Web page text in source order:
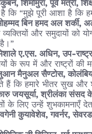
शिमोमुरा, पूर्व मंत्री,
कि “मुझे पूरी आशा है कि
बिन हमद अल शर्की,
और समुदायों को
ए.एस. अधिन, उप-
के रूप में और राष्ट्रों की
मैनुअल सैण्टोस,
हैं कि हमारे भीतर सुख
जयसूर्या, श्रीलंका संसद
के लिए उन्हें शुभकामनाएँ
कुयावेशेव, गवर्नर,